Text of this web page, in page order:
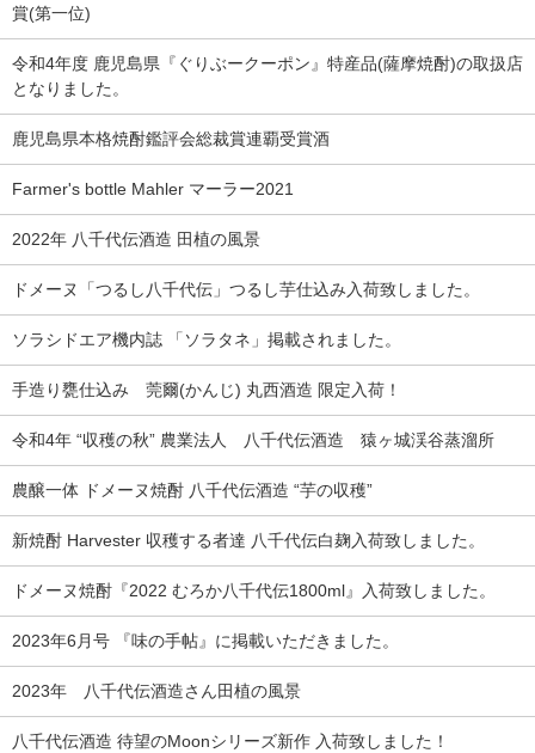
賞(第一位)
令和4年度 鹿児島県『ぐりぶークーポン』特産品(薩摩焼酎)の取扱店
となりました。
鹿児島県本格焼酎鑑評会総裁賞連覇受賞酒
Farmer's bottle Mahler マーラー2021
2022年 八千代伝酒造 田植の風景
ドメーヌ「つるし八千代伝」つるし芋仕込み入荷致しました。
ソラシドエア機内誌 「ソラタネ」掲載されました。
手造り甕仕込み 莞爾(かんじ) 丸西酒造 限定入荷！
令和4年 “収穫の秋” 農業法人 八千代伝酒造 猿ヶ城渓谷蒸溜所
農醸一体 ドメーヌ焼酎 八千代伝酒造 “芋の収穫”
新焼酎 Harvester 収穫する者達 八千代伝白麹入荷致しました。
ドメーヌ焼酎『2022 むろか八千代伝1800ml』入荷致しました。
2023年6月号 『味の手帖』に掲載いただきました。
2023年 八千代伝酒造さん田植の風景
八千代伝酒造 待望のMoonシリーズ新作 入荷致しました！